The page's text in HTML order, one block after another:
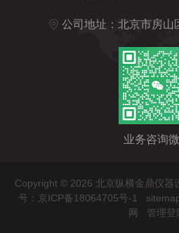
公司地址：北京市房山
业务咨询
Copyright © 2026 北京纵横金鼎仪器
号：京ICP备18064705号-1
网
管理登